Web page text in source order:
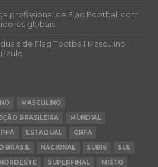
profissional de Flag Football com
globais
de Flag Football Masculino
MASCULINO
BRASILEIRA
MUNDIAL
ESTADUAL
CBFA
BRASIL NACIONAL SUB16
SUL
NORDESTE SUPERFINAL MISTO